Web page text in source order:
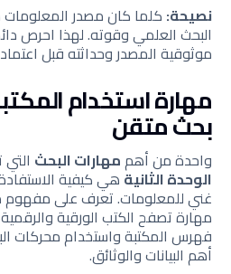
نصيحة:كلما كان مصدر المعلومات
البحث العلمي وقوته. لهذا احرص
موثوقية المصدر وحداثته قبل
مهارة استخدام
بحث متقن
واحدة من أهممهارات البحثالتي
الوحدة الثانيةهي كيفية
غني للمعلومات. تعرف على مفهوم
مهارة تصفح الكتب الورقية
فهرس المكتبة واستخدام محركات
أهم البيانات والوثائق.